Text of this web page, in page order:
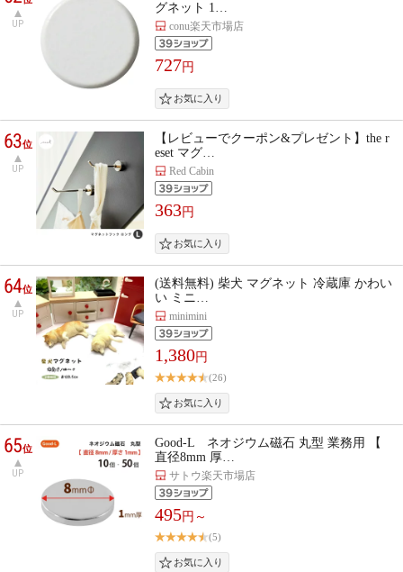
UP
グネット 1…
conu楽天市場店
727円
63位
UP
【レビューでクーポン&プレゼント】the r
eset マグ…
Red Cabin
363円
64位
UP
(送料無料) 柴犬 マグネット 冷蔵庫 かわい
い ミニ…
minimini
1,380円
(26)
65位
UP
Good-L ネオジウム磁石 丸型 業務用 【
直径8mm 厚…
サトウ楽天市場店
495円～
(5)